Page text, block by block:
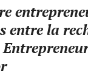
entre la